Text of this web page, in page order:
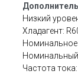
Низкий
Хладагент:
Номинальное
Номинальный
Частота